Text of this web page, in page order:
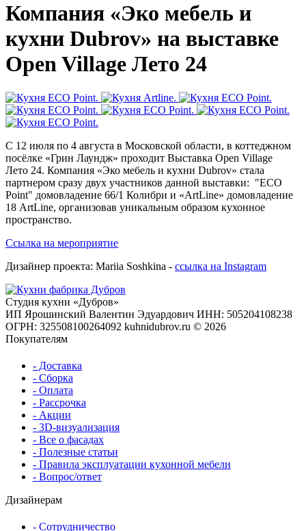
Компания «Эко мебель и
кухни Dubrov» на выставке
Open Village Лето 24
С 12 июля по 4 августа в Московской области, в коттеджном
посёлке «Грин Лаундж» проходит Выставка Open Village
Лето 24. Компания «Эко мебель и кухни Dubrov» стала
партнером сразу двух участников данной выставки: "ECO
Point" домовладение 66/1 Колибри и «ArtLine» домовладение
18 ArtLine, организовав уникальным образом кухонное
пространство.
Ссылка на мероприятие
Дизайнер проекта: Mariia Soshkina - ссылка на Instagram
Студия кухни «Дубров»
ИП Ярошинский Валентин Эдуардович ИНН: 505204108238
ОГРН: 325508100264092 kuhnidubrov.ru © 2026
Покупателям
- Доставка
- Сборка
- Оплата
- Рассрочка
- Акции
- 3D-визуализация
- Все о фасадах
- Полезные статьи
- Правила эксплуатации кухонной мебели
- Вопрос/ответ
Дизайнерам
- Сотрудничество